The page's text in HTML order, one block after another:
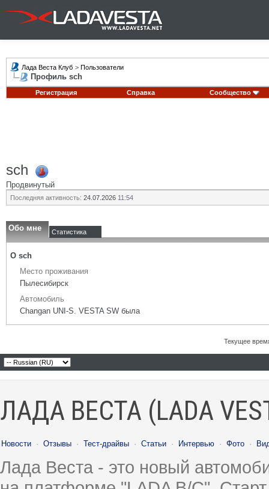
Лада Веста Клуб > Пользователи
Профиль sch
Регистрация Справка Сообщество
sch
Продвинутый
Последняя активность: 24.07.2026 11:54
Обо мне Статистика
О sch
Место проживания
Пылесибирск
Автомобиль
Changan UNI-S. VESTA SW была
Текущее
ЛАДА ВЕСТА (LADA
Новости · Отзывы · Тест-драйвы · Статьи · Интервью · Фото ·
Лада Веста - это новый